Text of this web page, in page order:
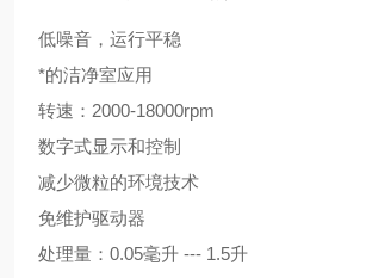
低噪音，运行平稳
*的洁净室应用
转速：2000-18000rpm
数字式显示和控制
减少微粒的环境技术
免维护驱动器
处理量：0.05毫升 --- 1.5升